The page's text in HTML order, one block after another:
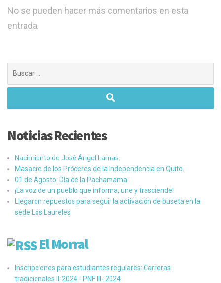
No se pueden hacer más comentarios en esta
entrada.
Noticias Recientes
Nacimiento de José Ángel Lamas.
Masacre de los Próceres de la Independencia en Quito.
01 de Agosto: Día de la Pachamama
¡La voz de un pueblo que informa, une y trasciende!
Llegaron repuestos para seguir la activación de buseta en la
sede Los Laureles
El Morral
Inscripciones para estudiantes regulares: Carreras
tradicionales II-2024 - PNF III- 2024